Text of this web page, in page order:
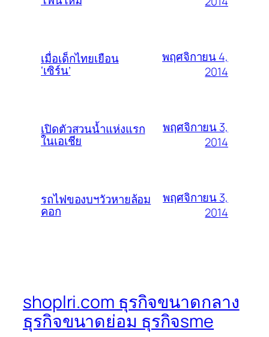
เมื่อเด็กไทยเยือน
‘เซิร์น’
พฤศจิกายน 4,
2014
เปิดตัวสวนน้ำแห่งแรก
ในเอเชีย
พฤศจิกายน 3,
2014
รถไฟของบฯวัวหายล้อม
คอก
พฤศจิกายน 3,
2014
shoplri.com ธุรกิจขนาดกลาง
ธุรกิจขนาดย่อม ธุรกิจsme